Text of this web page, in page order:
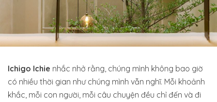
Ichigo Ichie nhắc nhở rằng, chúng mình không bao giờ
có nhiều thời gian như chúng mình vẫn nghĩ. Mỗi khoảnh
khắc, mỗi con người, mỗi câu chuyện đều chỉ đến và đi